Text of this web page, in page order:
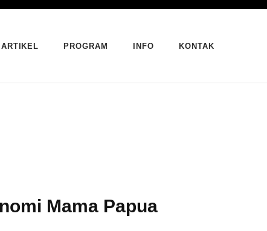
ARTIKEL PROGRAM INFO KONTAK
Mama Papua